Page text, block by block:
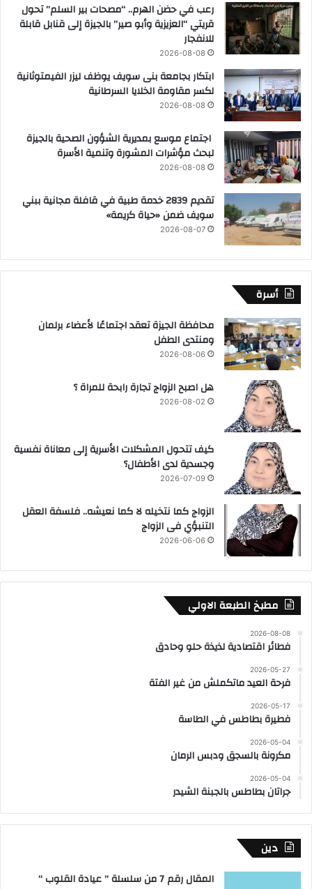
رعب في حضن الهرم.. “مصحات بير السلم” تحول
قريتي “العزيزية وأبو صير” بالجيزة إلى قنابل قابلة
للانفجار
2026-08-08
ابتكار بجامعة بنى سويف يوظف ليزر الفيمتوثانية
لكسر مقاومة الخلايا السرطانية
2026-08-08
اجتماع موسع بمديرية الشؤون الصحية بالجيزة
لبحث مؤشرات المشورة وتنمية الأسرة
2026-08-08
تقديم 2839 خدمة طبية في قافلة مجانية ببني
سويف ضمن «حياة كريمة»
2026-08-07
أسرة
محافظة الجيزة تعقد اجتماعًا لأعضاء برلمان
ومنتدى الطفل
2026-08-06
هل اصبح الزواج تجارة رابحة للمراة ؟
2026-08-02
كيف تتحول المشكلات الأسرية إلى معاناة نفسية
وجسدية لدى الأطفال؟
2026-07-09
الزواج كما نتخيله لا كما نعيشه.. فلسفة العقل
التنبؤي فى الزواج
2026-06-06
مطبخ الطبعة الاولي
2026-08-08
فطائر اقتصادية لذيذة حلو وحادق
2026-05-27
فرحة العيد ماتكملش من غير الفتة
2026-05-17
فطيرة بطاطس في الطاسة
2026-05-04
مكرونة بالسجق ودبس الرمان
2026-05-04
جراتان بطاطس بالجبنة الشيدر
دين
المقال رقم 7 من سلسلة ” عيادة القلوب “